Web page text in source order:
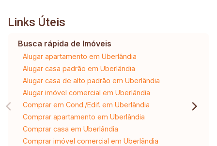
Links Úteis
Busca rápida de Imóveis
Alugar apartamento em Uberlândia
Alugar casa padrão em Uberlândia
Alugar casa de alto padrão em Uberlândia
Alugar imóvel comercial em Uberlândia
Comprar em Cond./Edif. em Uberlândia
Comprar apartamento em Uberlândia
Comprar casa em Uberlândia
Comprar imóvel comercial em Uberlândia